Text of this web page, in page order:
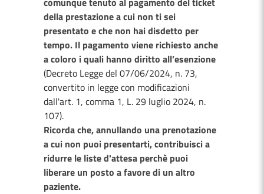
della prestazione a cui non ti sei
presentato e che non hai disdetto per
tempo. Il pagamento viene richiesto anche
a coloro i quali hanno diritto all’esenzione
(Decreto Legge del 07/06/2024, n. 73,
convertito in legge con modificazioni
dall'art. 1, comma 1, L. 29 luglio 2024, n.
107).
Ricorda che, annullando una prenotazione
a cui non puoi presentarti, contribuisci a
ridurre le liste d'attesa perchè puoi
liberare un posto a favore di un altro
paziente.